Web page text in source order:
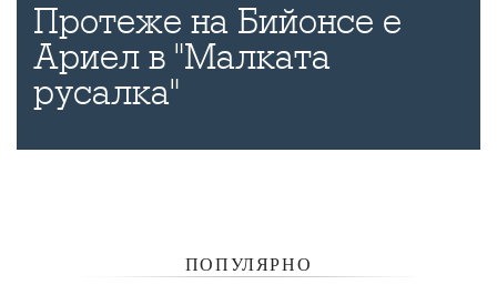
Протеже на Бийонсе е
Ариел в "Малката
русалка"
ПОПУЛЯРНО